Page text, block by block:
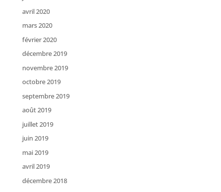
avril 2020
mars 2020
février 2020
décembre 2019
novembre 2019
octobre 2019
septembre 2019
août 2019
juillet 2019
juin 2019
mai 2019
avril 2019
décembre 2018